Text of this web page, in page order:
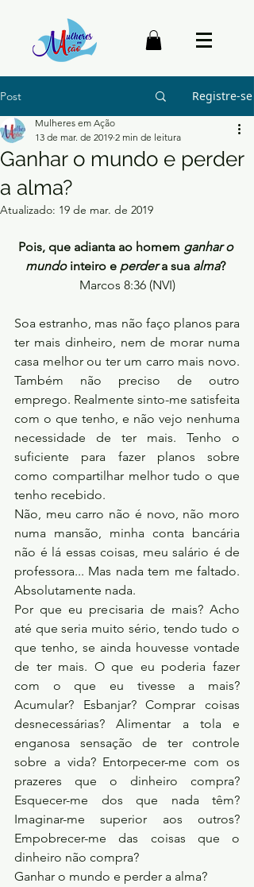
Post Registre-se
Ganhar o mundo e perder
a alma?
Mulheres em Ação
13 de mar. de 2019 2 min de leitura
Atualizado: 19 de mar. de 2019
Pois, que adianta ao homem ganhar o
mundo inteiro e perder a sua alma?
Marcos 8:36 (NVI)
Soa estranho, mas não faço planos para
ter mais dinheiro, nem de morar numa
casa melhor ou ter um carro mais novo.
Também não preciso de outro
emprego. Realmente sinto-me satisfeita
com o que tenho, e não vejo nenhuma
necessidade de ter mais. Tenho o
suficiente para fazer planos sobre
como compartilhar melhor tudo o que
tenho recebido.
Não, meu carro não é novo, não moro
numa mansão, minha conta bancária
não é lá essas coisas, meu salário é de
professora... Mas nada tem me faltado.
Absolutamente nada.
Por que eu precisaria de mais? Acho
até que seria muito sério, tendo tudo o
que tenho, se ainda houvesse vontade
de ter mais. O que eu poderia fazer
com o que eu tivesse a mais?
Acumular? Esbanjar? Comprar coisas
desnecessárias? Alimentar a tola e
enganosa sensação de ter controle
sobre a vida? Entorpecer-me com os
prazeres que o dinheiro compra?
Esquecer-me dos que nada têm?
Imaginar-me superior aos outros?
Empobrecer-me das coisas que o
dinheiro não compra?
Ganhar o mundo e perder a alma?